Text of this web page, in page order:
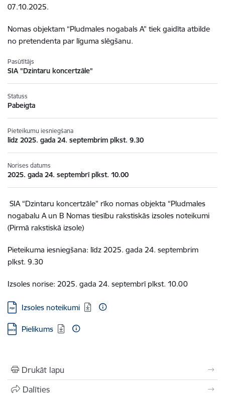
07.10.2025.
Nomas objektam “Pludmales nogabals A” tiek gaidīta atbilde
no pretendenta par līguma slēgšanu.
Pasūtītājs
SIA "Dzintaru koncertzāle"
Statuss
Pabeigta
Pieteikumu iesniegšana
līdz 2025. gada 24. septembrim plkst. 9.30
Norises datums
2025. gada 24. septembrī plkst. 10.00
SIA “Dzintaru koncertzāle” rīko nomas objekta “Pludmales
nogabalu A un B Nomas tiesību rakstiskās izsoles noteikumi
(Pirmā rakstiskā izsole)
Pieteikuma iesniegšana: līdz 2025. gada 24. septembrim
plkst. 9.30
Izsoles norise: 2025. gada 24. septembrī plkst. 10.00
Lejupielādēt:
Izsoles noteikumi
Lejupielādēt:
Pielikums
Drukāt lapu
Dalīties